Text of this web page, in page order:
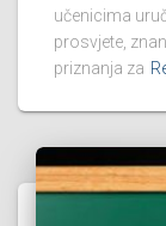
učenicima
prosvjete,
priznanja za